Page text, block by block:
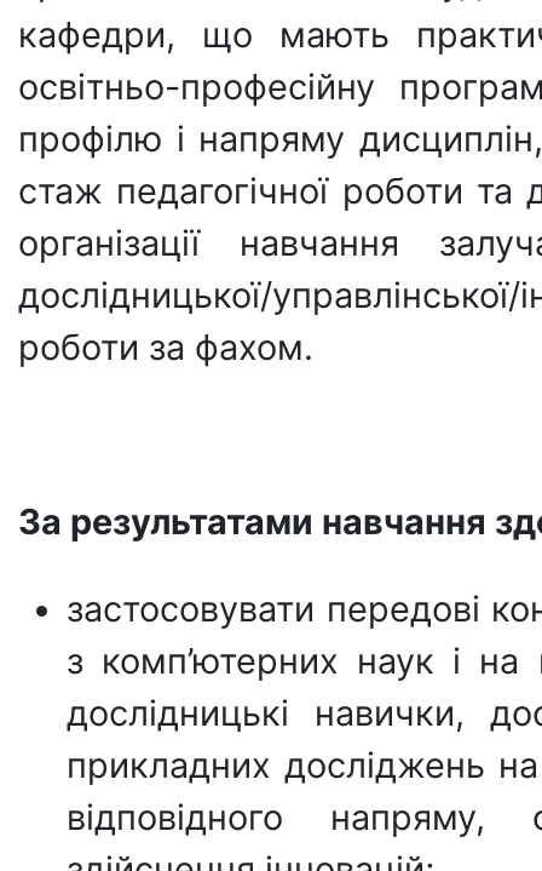
кафедри, що мають
освітньо-професійну
профілю і напряму
стаж педагогічної роботи та
організації навчання
дослідницької/
роботи за фахом.
За результатами навчання
застосовувати передові
з комп’ютерних наук і
дослідницькі навички,
прикладних досліджень на
відповідного